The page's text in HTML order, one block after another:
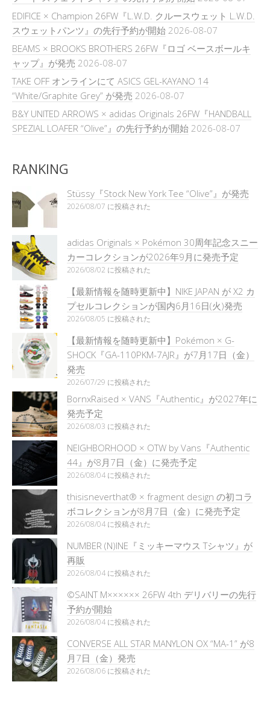
EDIFICE × Champion 26FW『L.W.D. クルースウェット L.W.D.
スウェットパンツ』の先行予約が開始 2026-08-07
BEAMS × BROOKS BROTHERS 26FW『ロゴ ベースボールキ
ャップ』が発売 2026-08-07
TAKE OFF オンラインにて ASICS GEL-KAYANO 14
“White/Graphite Grey” が発売 2026-08-07
B&Y UNITED ARROWS × adidas Originals 26FW『HANDBALL
SPEZIAL LOAFER “Olive”』の先行予約が開始 2026-08-07
RANKING
Stüssy『Stock New York Tee “Olive”』が発売
2026/08/07 に投稿された
adidas Originals × Pokémon 30周年記念スニー
カーコレクションが2026年9月に発売予定
2026/08/02 に投稿された
【最新情報を随時更新中】NIKE JAPAN が X2 カ
プセルコレクションが国内6月16日(火)発売
2026/08/05 に投稿された
【最新情報を随時更新中】Pokémon × G-
SHOCK『GA-110PKM-7AJR』が7月17日（金）
発売
2026/07/29 に投稿された
BornxRaised × VANS『Authentic』が2027年に
発売予定
2026/08/03 に投稿された
NEIGHBORHOOD × OTW by Vans『Authentic
44』が8月7日（金）に発売予定
2026/08/04 に投稿された
thisisneverthat® × fragment design の初コラ
ボコレクションが8月7日（金）に発売予定
2026/08/04 に投稿された
NUMBER (N)INE『ミッキーマウス Tシャツ』が
再販
2026/08/04 に投稿された
©SAINT M×××××× 26FW 4th デリバリーの先行
予約が開始
2026/08/04 に投稿された
CONVERSE ALL STAR MANYLON OX “MA-1” が8
月7日（金）発売
2026/08/06 に投稿された